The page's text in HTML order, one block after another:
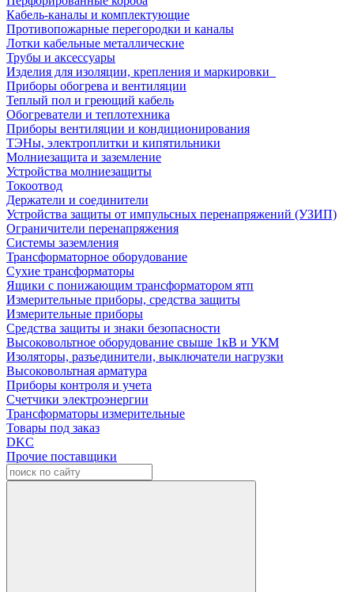
Кабель-каналы и комплектующие
Противопожарные перегородки и каналы
Лотки кабельные металлические
Трубы и аксессуары
Изделия для изоляции, крепления и маркировки
Приборы обогрева и вентиляции
Теплый пол и греющий кабель
Обогреватели и теплотехника
Приборы вентиляции и кондиционирования
ТЭНы, электроплитки и кипятильники
Молниезащита и заземление
Устройства молниезащиты
Токоотвод
Держатели и соединители
Устройства защиты от импульсных перенапряжений (УЗИП)
Ограничители перенапряжения
Системы заземления
Трансформаторное оборудование
Сухие трансформаторы
Ящики с понижающим трансформатором ятп
Измерительные приборы, средства защиты
Измерительные приборы
Средства защиты и знаки безопасности
Высоковольтное оборудование свыше 1кВ и УКМ
Изоляторы, разъединители, выключатели нагрузки
Высоковольтная арматура
Приборы контроля и учета
Счетчики электроэнергии
Трансформаторы измерительные
Товары под заказ
DKC
Прочие поставщики